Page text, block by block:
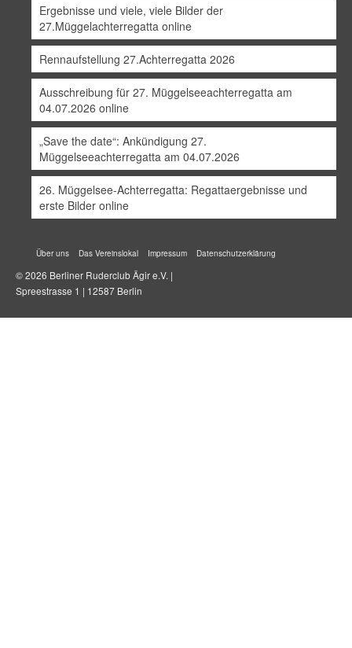
Ergebnisse und viele, viele Bilder der
27.Müggelachterregatta online
Rennaufstellung 27.Achterregatta 2026
Ausschreibung für 27. Müggelseeachterregatta am
04.07.2026 online
„Save the date“: Ankündigung 27.
Müggelseeachterregatta am 04.07.2026
26. Müggelsee-Achterregatta: Regattaergebnisse und
erste Bilder online
Über uns Das Vereinslokal Impressum Datenschutzerklärung
© 2026 Berliner Ruderclub Ägir e.V. |
Spreestrasse 1 | 12587 Berlin